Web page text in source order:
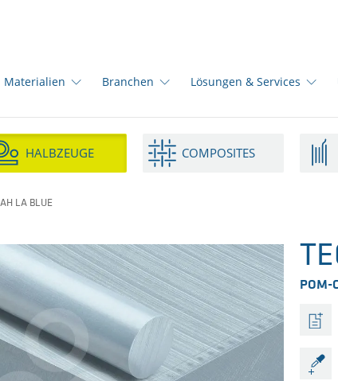
Materialien Branchen Lösungen & Services
HALBZEUGE COMPOSITES
LA BLUE
POM-